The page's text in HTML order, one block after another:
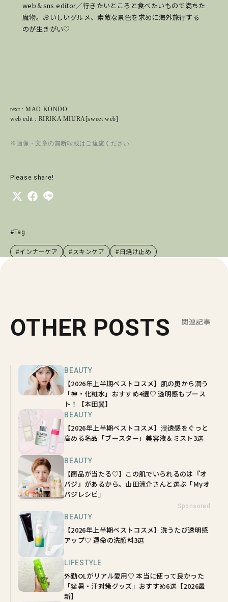
web＆sns editor／行きたいところと食べたいもので満ちた
魔物。おいしいグルメ、素敵な景色を求めに海外旅行する
のが生きがい♡
text : MAO KONDO
web edit : RIRIKA MIURA[sweet web]
※画像・文章の無断転載はご遠慮ください
Please share!
#Tag
#インナーケア #スキンケア #日焼け止め
OTHER POSTS 関連記事
BEAUTY
【2026年上半期ベストコスメ】肌の奥から潤う
「神・化粧水」おすすめ4選♡ 透明感もブース
ト！【本田翼】
BEAUTY
【2026年上半期ベストコスメ】浸透感をぐっと
高める名品「ブースター」美容液＆ミスト3選
BEAUTY
【商品が当たる♡】この肌でいられるのは『オ
バジ』があるから。山田涼介さんと選ぶ「Myオ
バジレシピ」
Sponsored
BEAUTY
【2026年上半期ベストコスメ】洗うたび透明感
アップ♡ 運命の洗顔料3選
LIFESTYLE
外勤OLがリアル愛用♡ 本当に使って良かった
「猛暑・汗対策グッズ」おすすめ6選【2026最
新】